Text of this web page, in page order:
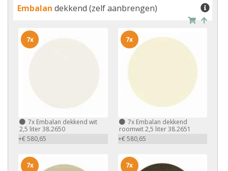
Embalan dekkend (zelf aanbrengen)
7x Embalan dekkend wit
2,5 liter 38.2650
+€ 580,65
7x
7xEmbalan dekkend
roomwit 2,5 liter 38.2651
+€ 580,65
7x
7x 7x